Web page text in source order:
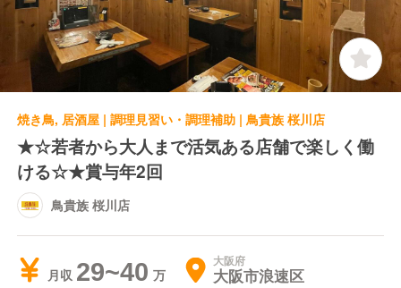
焼き鳥, 居酒屋 | 調理見習い・調理補助 | 鳥貴族 桜川店
★☆若者から大人まで活気ある店舗で楽しく働
ける☆★賞与年2回
鳥貴族 桜川店
月収 29~40 大阪府
大阪市浪速区